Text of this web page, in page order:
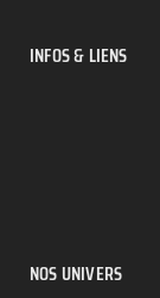
INFOS & LIENS
NOS UNIVERS